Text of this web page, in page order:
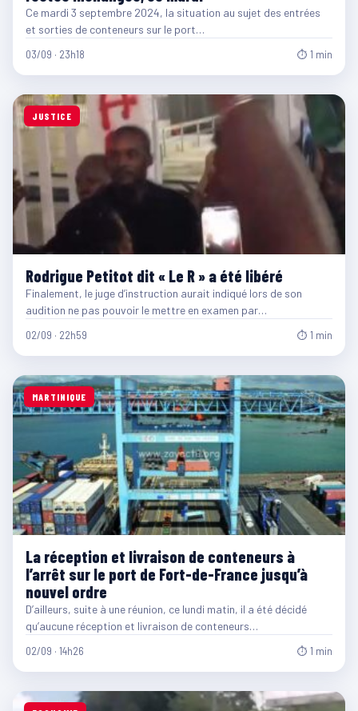
Ce mardi 3 septembre 2024, la situation au sujet des entrées
et sorties de conteneurs sur le port…
03/09 · 23h18 ⏱ 1 min
JUSTICE
Rodrigue Petitot dit « Le R » a été libéré
Finalement, le juge d’instruction aurait indiqué lors de son
audition ne pas pouvoir le mettre en examen par…
02/09 · 22h59 ⏱ 1 min
MARTINIQUE
La réception et livraison de conteneurs à
l’arrêt sur le port de Fort-de-France jusqu’à
nouvel ordre
D’ailleurs, suite à une réunion, ce lundi matin, il a été décidé
qu’aucune réception et livraison de conteneurs…
02/09 · 14h26 ⏱ 1 min